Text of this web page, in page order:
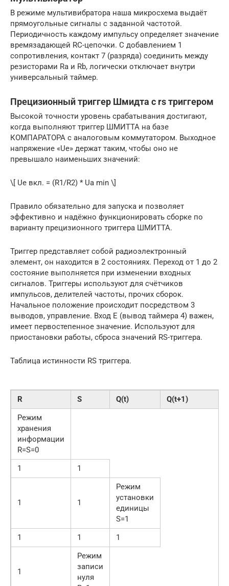
В режиме мультивибратора наша микросхема выдаёт
прямоугольные сигналы с заданной частотой.
Периодичность каждому импульсу определяет значение
времязадающей RC-цепочки. С добавлением 1
сопротивления, контакт 7 (разряда) соединить между
резисторами Ra и Rb, логически отключает внутри
универсальный таймер.
Прецизионный триггер Шмидта с rs триггером
Высокой точности уровень срабатывания достигают,
когда выполняют триггер ШМИТТА на базе
КОМПАРАТОРА с аналоговым коммутатором. Выходное
напряжение «Ue» держат таким, чтобы оно не
превышало наименьших значений:
\[ Ue вкл. = (R1/R2) * Ua min \]
Правило обязательно для запуска и позволяет
эффективно и надёжно функционировать сборке по
варианту прецизионного триггера ШМИТТА.
Триггер представляет собой радиоэлектронный
элемент, он находится в 2 состояниях. Переход от 1 до 2
состояние выполняется при изменении входных
сигналов. Триггеры используют для счётчиков
импульсов, делителей частоты, прочих сборок.
Начальное положение происходит посредством 3
выводов, управление. Вход Е (вывод таймера 4) важен,
имеет первостепенное значение. Используют для
приостановки работы, сброса значений RS-триггера.
Таблица истинности RS триггера.
R S Q(t) Q(t+1)
Режим
хранения
информации
R=S=0
1
1
1 1
Режим
установки
единицы
S=1
1
1 1
1
Режим
записи
нуля